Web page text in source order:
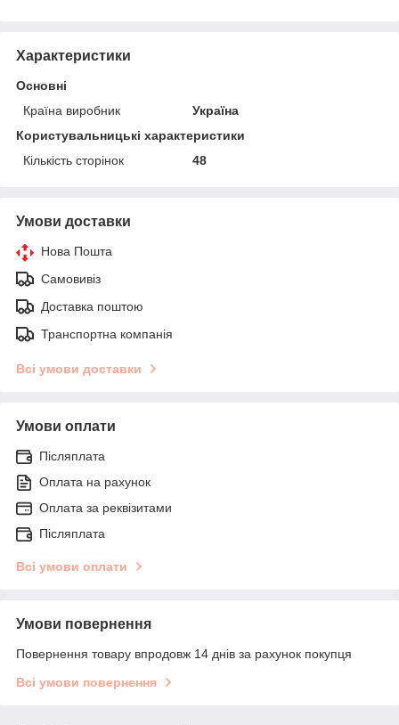
Характеристики
Основні
Країна виробник
Україна
Користувальницькі характеристики
Кількість сторінок
48
Умови доставки
Нова Пошта
Самовивіз
Доставка поштою
Транспортна компанія
Всі умови доставки
Умови оплати
Післяплата
Оплата на рахунок
Оплата за реквізитами
Післяплата
Всі умови оплати
Умови повернення
Повернення товару впродовж 14 днів за рахунок покупця
Всі умови повернення